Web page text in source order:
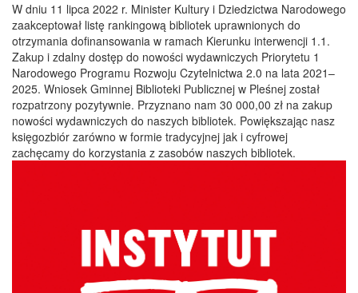
W dniu 11 lipca 2022 r. Minister Kultury i Dziedzictwa Narodowego
zaakceptował listę rankingową bibliotek uprawnionych do
otrzymania dofinansowania w ramach Kierunku interwencji 1.1.
Zakup i zdalny dostęp do nowości wydawniczych Priorytetu 1
Narodowego Programu Rozwoju Czytelnictwa 2.0 na lata 2021–
2025. Wniosek Gminnej Biblioteki Publicznej w Pleśnej został
rozpatrzony pozytywnie. Przyznano nam 30 000,00 zł na zakup
nowości wydawniczych do naszych bibliotek. Powiększając nasz
księgozbiór zarówno w formie tradycyjnej jak i cyfrowej
zachęcamy do korzystania z zasobów naszych bibliotek.